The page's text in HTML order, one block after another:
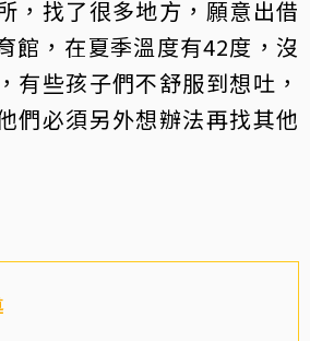
，找了很多地方，願意出借
館，在夏季溫度有42度，沒
有些孩子們不舒服到想吐，
們必須另外想辦法再找其他